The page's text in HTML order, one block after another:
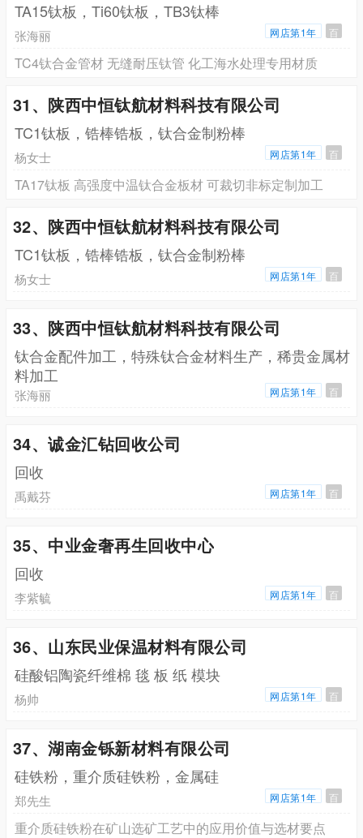
TA15钛板，Ti60钛板，TB3钛棒
张海丽 网店第1年 百
TC4钛合金管材 无缝耐压钛管 化工海水处理专用材质
31、陕西中恒钛航材料科技有限公司
TC1钛板，锆棒锆板，钛合金制粉棒
杨女士 网店第1年 百
TA17钛板 高强度中温钛合金板材 可裁切非标定制加工
32、陕西中恒钛航材料科技有限公司
TC1钛板，锆棒锆板，钛合金制粉棒
杨女士 网店第1年 百
33、陕西中恒钛航材料科技有限公司
钛合金配件加工，特殊钛合金材料生产，稀贵金属材
料加工
张海丽 网店第1年 百
34、诚金汇钻回收公司
回收
禹戴芬 网店第1年 百
35、中业金奢再生回收中心
回收
李紫毓 网店第1年 百
36、山东民业保温材料有限公司
硅酸铝陶瓷纤维棉 毯 板 纸 模块
杨帅 网店第1年 百
37、湖南金铄新材料有限公司
硅铁粉，重介质硅铁粉，金属硅
郑先生 网店第1年 百
重介质硅铁粉在矿山选矿工艺中的应用价值与选材要点